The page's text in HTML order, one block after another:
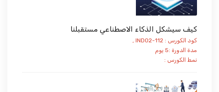
كيف سيشكل الذكاء الاصطناعي مستقبلنا
كود الكورس : IND02-112 ,
مدة الدورة :5 يوم
نمط الكورس :